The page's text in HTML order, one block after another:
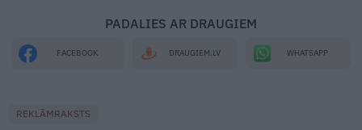
PADALIES AR DRAUGIEM
FACEBOOK DRAUGIEM.LV WHATSAPP
REKLĀMRAKSTS